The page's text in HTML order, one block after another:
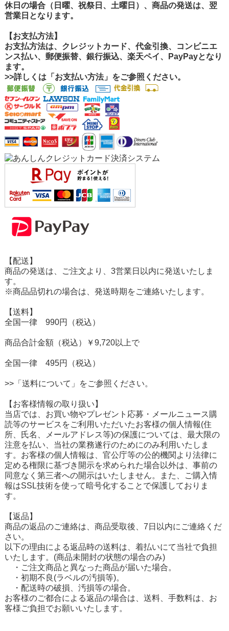
休日の場合（日曜、祝祭日、土曜日）、商品の発送は、翌
営業日となります。
【お支払方法】
お支払方法は、クレジットカード、代金引換、コンビニエ
ンス払い、郵便振替、銀行振込、楽天ペイ、PayPayとなり
ます。
>>詳しくは「お支払い方法」をご参照ください。
【配送】
商品の発送は、ご注文より、3営業日以内に発送いたしま
す。
※商品品切れの場合は、発送時期をご連絡いたします。
【送料】
全国一律 990円（税込）
商品合計金額（税込）￥9,720以上で
全国一律 495円（税込）
>>「送料について」をご参照ください。
【お客様情報の取り扱い】
当店では、お買い物やプレゼント応募・メールニュース購
読等のサービスをご利用いただいたお客様の個人情報(住
所、氏名、メールアドレス等)の保護については、最大限の
注意を払い、当社の業務遂行のためにのみ利用いたしま
す。お客様の個人情報は、官公庁等の公的機関より法律に
定める権限に基づき開示を求められた場合以外は、事前の
同意なく第三者への開示はいたしません。また、ご購入情
報はSSL技術を使って暗号化することで保護しておりま
す。
【返品】
商品の返品のご連絡は、商品受取後、7日以内にご連絡くだ
さい。
以下の理由による返品時の送料は、着払いにて当社で負担
いたします。(商品未開封の状態の場合のみ)
・ご注文商品と異なった商品が届いた場合。
・初期不良(ラベルの汚損等)。
・配送時の破損、汚損等の場合。
お客様のご都合による返品の場合は、送料、手数料は、お
客様ご負担でお願いいたします。